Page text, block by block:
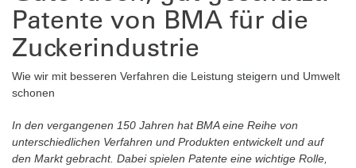
Patente von BMA für die
Zuckerindustrie
Wie wir mit besseren Verfahren die Leistung steigern und Umwelt
schonen
In den vergangenen 150 Jahren hat BMA eine Reihe von
unterschiedlichen Verfahren und Produkten entwickelt und auf
den Markt gebracht. Dabei spielen Patente eine wichtige Rolle,